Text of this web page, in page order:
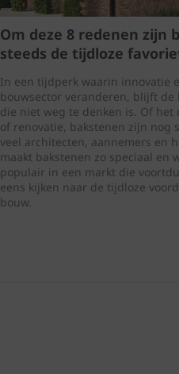
Om deze 8 redenen zijn
steeds de tijdloze
In een tijdperk waarin innovatie
bouwsector veranderen, blijft de
die niet weg te denken is. Of
of renovatie, bakstenen zijn nog
veel architecten, aannemers en
maakt bakstenen zo speciaal en
populair in een markt die
eens kijken naar de tijdloze
bouw.